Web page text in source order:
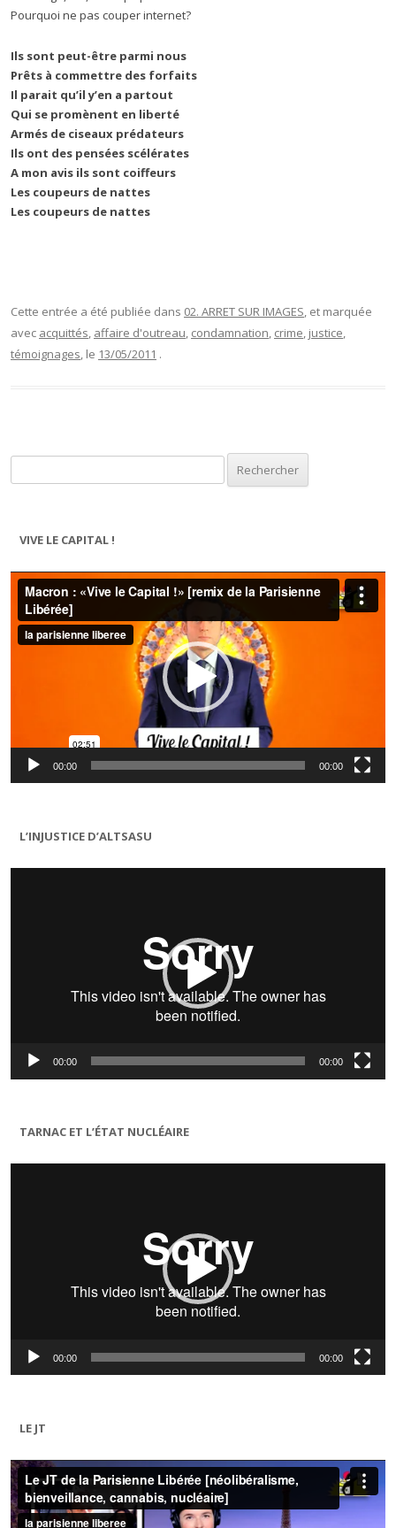
Pourquoi ne pas couper internet?
Ils sont peut-être parmi nous
Prêts à commettre des forfaits
Il parait qu’il y’en a partout
Qui se promènent en liberté
Armés de ciseaux prédateurs
Ils ont des pensées scélérates
A mon avis ils sont coiffeurs
Les coupeurs de nattes
Les coupeurs de nattes
Cette entrée a été publiée dans 02. ARRET SUR IMAGES, et marquée
avec acquittés, affaire d'outreau, condamnation, crime, justice,
témoignages, le 13/05/2011 .
VIVE LE CAPITAL !
Lecteur
vidéo
00:00 00:00
L’INJUSTICE D’ALTSASU
Lecteur
00:00 00:00
TARNAC ET L’ÉTAT NUCLÉAIRE
Lecteur
00:00 00:00
LE JT
Lecteur
vidéo